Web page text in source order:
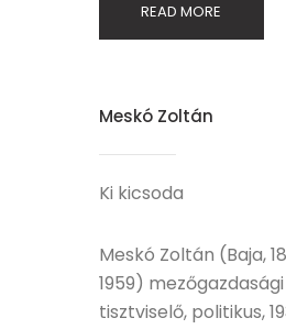
READ MORE
Meskó Zoltán
Ki kicsoda
Meskó Zoltán (Baja,
1959)
tisztviselő, politikus,